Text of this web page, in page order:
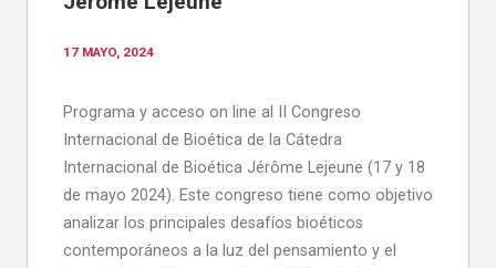
17 MAYO, 2024
Programa y acceso on line al II Congreso
Internacional de Bioética de la Cátedra
Internacional de Bioética Jérôme Lejeune (17 y 18
de mayo 2024). Este congreso tiene como objetivo
analizar los principales desafíos bioéticos
contemporáneos a la luz del pensamiento y el